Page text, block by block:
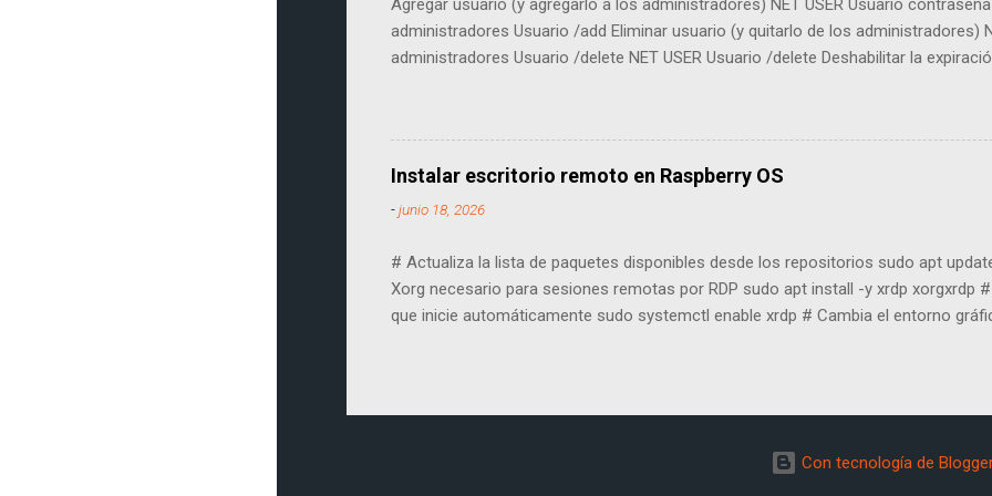
Agregar usuario (y agregarlo a los administradores) NET USER Usuario contraseña
administradores Usuario /add Eliminar usuario (y quitarlo de los administradores)
administradores Usuario /delete NET USER Usuario /delete Deshabilitar la
/CapabilityName:WMIC~~~~ Deshabilitar la expiración de contraseña: wmic
" set PasswordExpires=False Inicio de sesión automático (Archivo.REG) Windows
[HKEY_LOCAL_MACHINE\SOFTWARE\Microsoft\Windows
"DefaultUserName"=" Usuario " "DefaultPassword"=" contraseña " Se ejecuta con:
Instalar escritorio remoto en Raspberry OS
-junio 18, 2026
# Actualiza la lista de paquetes disponibles desde los repositorios sudo apt
Xorg necesario para sesiones remotas por RDP sudo apt install -y xrdp xorgxrdp
que inicie automáticamente sudo systemctl enable xrdp # Cambia el entorno
Con tecnología de